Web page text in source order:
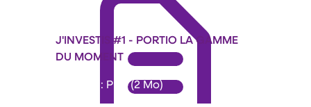
J'INVESTIS #1 - PORTIO LA GAMME
DU MOMENT
Format : PDF (2 Mo)